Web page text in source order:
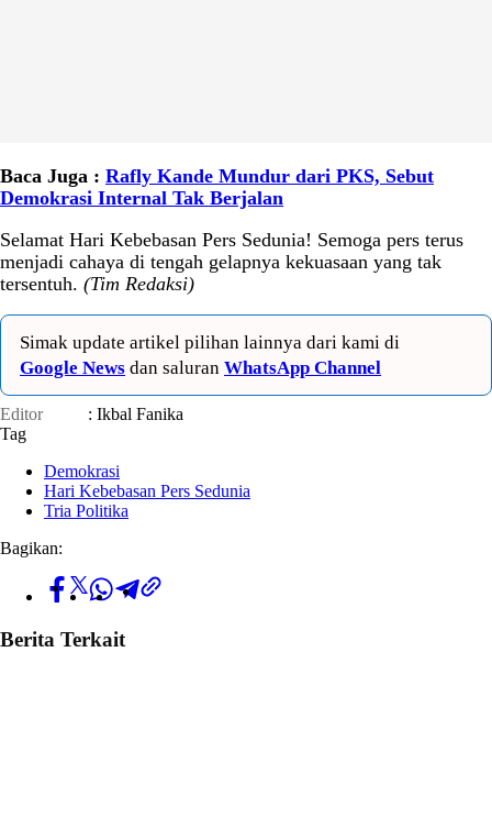
Baca Juga : Rafly Kande Mundur dari PKS, Sebut
Demokrasi Internal Tak Berjalan
Selamat Hari Kebebasan Pers Sedunia! Semoga pers terus
menjadi cahaya di tengah gelapnya kekuasaan yang tak
tersentuh. (Tim Redaksi)
Simak update artikel pilihan lainnya dari kami di
Google News dan saluran WhatsApp Channel
Editor
: Ikbal Fanika
Tag
Demokrasi
Hari Kebebasan Pers Sedunia
Tria Politika
Bagikan:
Berita Terkait